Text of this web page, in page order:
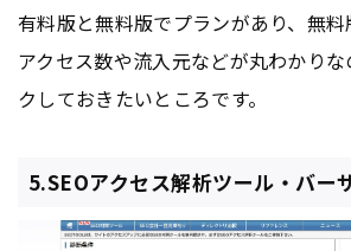
有料版と無料版でプランがあり、無
アクセス数や流入元などが丸わかり
クしておきたいところです。
5.SEOアクセス解析ツール・バー